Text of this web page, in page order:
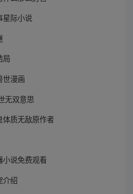
星际小说
局
世漫画
无双意思
质无敌原作者
小说免费观看
介绍